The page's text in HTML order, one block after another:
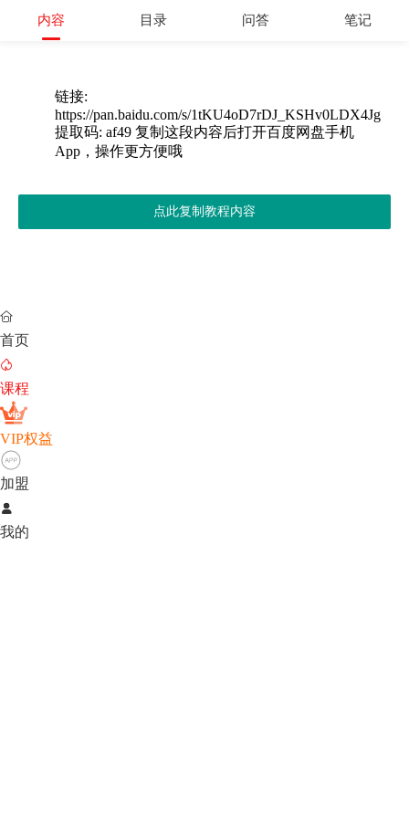
内容 目录 问答 笔记
链接:
https://pan.baidu.com/s/1tKU4oD7rDJ_KSHv0LDX4Jg
提取码: af49 复制这段内容后打开百度网盘手机
App，操作更方便哦
点此复制教程内容

首页

课程
VIP权益
加盟

我的